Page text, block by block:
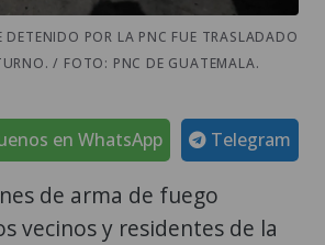
DETENIDO POR LA PNC FUE TRASLADADO
/ FOTO: PNC DE GUATEMALA.
Telegram
en WhatsApp
de arma de fuego
vecinos y residentes de la